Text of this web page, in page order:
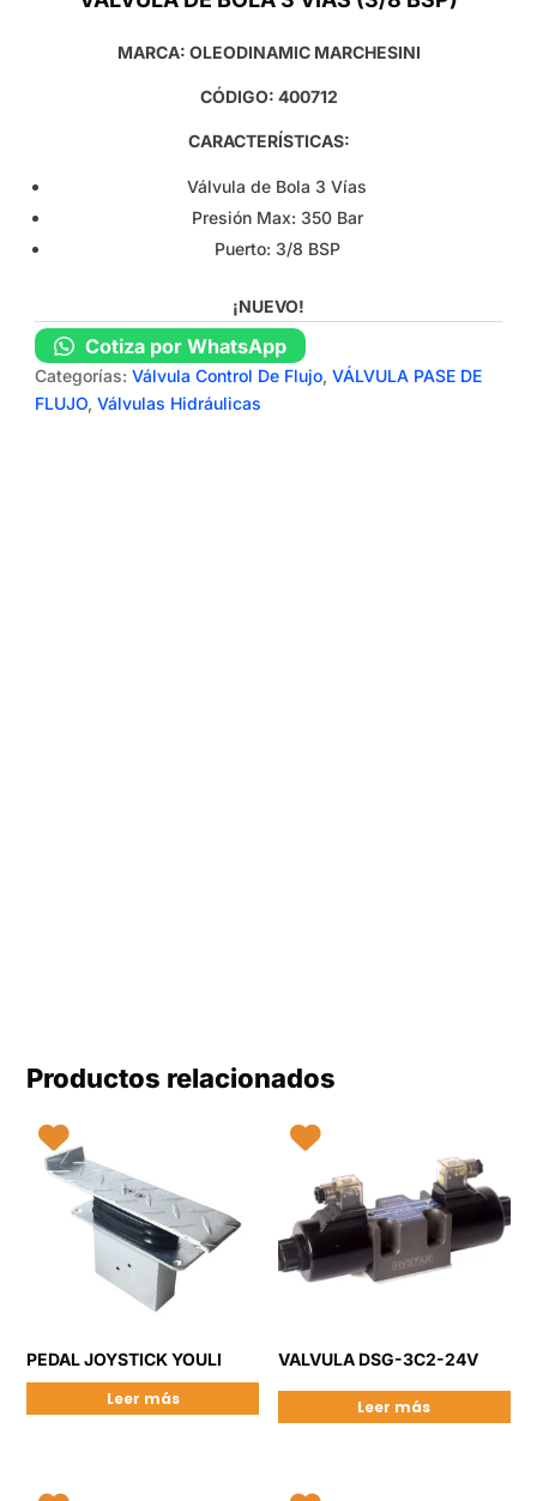
MARCA: OLEODINAMIC MARCHESINI
CÓDIGO: 400712
CARACTERÍSTICAS:
Válvula de Bola 3 Vías
Presión Max: 350 Bar
Puerto: 3/8 BSP
¡NUEVO!
Cotiza por WhatsApp
Categorías:Válvula Control De Flujo,VÁLVULA PASE DE
FLUJO,Válvulas Hidráulicas
Productos relacionados
PEDAL JOYSTICK YOULI
Leer más
VALVULA DSG-3C2-24V
Leer más